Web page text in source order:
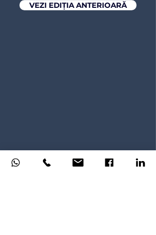
VEZI EDIȚIA ANTERIOARĂ